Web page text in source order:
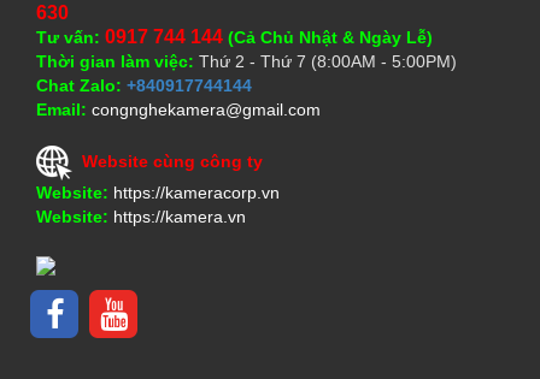
630
Tư vấn: 0917 744 144 (Cả Chủ Nhật & Ngày Lễ)
Thời gian làm việc: Thứ 2 - Thứ 7 (8:00AM - 5:00PM)
Chat Zalo: +840917744144
Email: congnghekamera@gmail.com
Website cùng công ty
Website: https://kameracorp.vn
Website: https://kamera.vn